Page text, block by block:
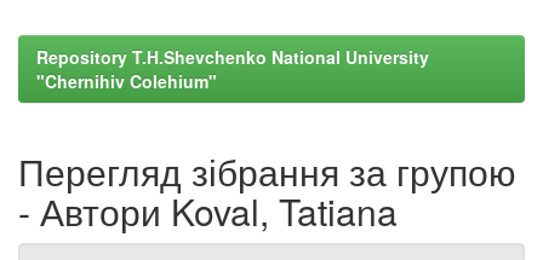
Repository T.H.Shevchenko National University
"Chernihiv Colehium"
Перегляд зібрання за групою
- Автори Koval, Tatiana